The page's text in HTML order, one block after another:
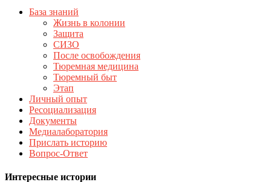
База знаний
Жизнь в колонии
Защита
СИЗО
После освобождения
Тюремная медицина
Тюремный быт
Этап
Личный опыт
Ресоциализация
Документы
Медиалаборатория
Прислать историю
Вопрос-Ответ
Интересные истории